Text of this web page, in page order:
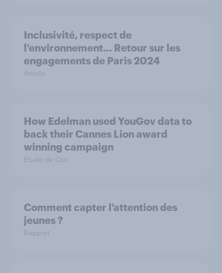
Inclusivité, respect de
l’environnement… Retour sur les
engagements de Paris 2024
Article
How Edelman used YouGov data to
back their Cannes Lion award
winning campaign
Étude de Cas
Comment capter l'attention des
jeunes ?
Rapport